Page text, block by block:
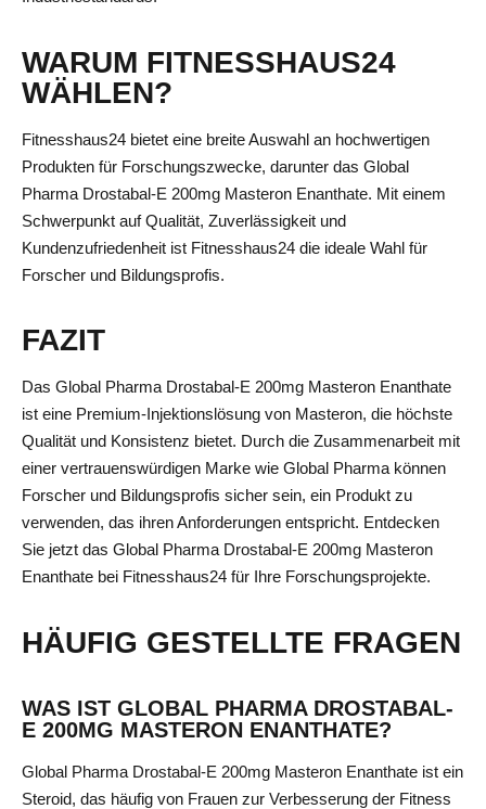
WARUM FITNESSHAUS24
WÄHLEN?
Fitnesshaus24 bietet eine breite Auswahl an hochwertigen
Produkten für Forschungszwecke, darunter das Global
Pharma Drostabal-E 200mg Masteron Enanthate. Mit einem
Schwerpunkt auf Qualität, Zuverlässigkeit und
Kundenzufriedenheit ist Fitnesshaus24 die ideale Wahl für
Forscher und Bildungsprofis.
FAZIT
Das Global Pharma Drostabal-E 200mg Masteron Enanthate
ist eine Premium-Injektionslösung von Masteron, die höchste
Qualität und Konsistenz bietet. Durch die Zusammenarbeit mit
einer vertrauenswürdigen Marke wie Global Pharma können
Forscher und Bildungsprofis sicher sein, ein Produkt zu
verwenden, das ihren Anforderungen entspricht. Entdecken
Sie jetzt das Global Pharma Drostabal-E 200mg Masteron
Enanthate bei Fitnesshaus24 für Ihre Forschungsprojekte.
HÄUFIG GESTELLTE FRAGEN
WAS IST GLOBAL PHARMA DROSTABAL-
E 200MG MASTERON ENANTHATE?
Global Pharma Drostabal-E 200mg Masteron Enanthate ist ein
Steroid, das häufig von Frauen zur Verbesserung der Fitness